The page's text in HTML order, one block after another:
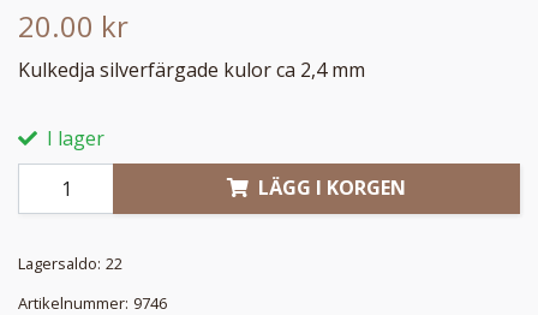
20.00 kr
Kulkedja silverfärgade kulor ca 2,4 mm
I lager
LÄGG I KORGEN
Lagersaldo: 22
Artikelnummer: 9746